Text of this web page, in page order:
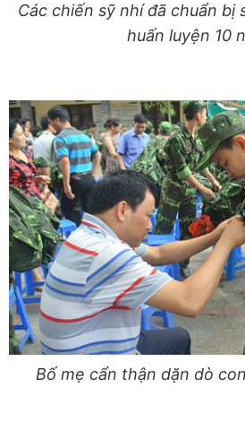
Các chiến sỹ nhí đã chuẩn bị
huấn luyện 10
Bố mẹ cẩn thận dặn dò